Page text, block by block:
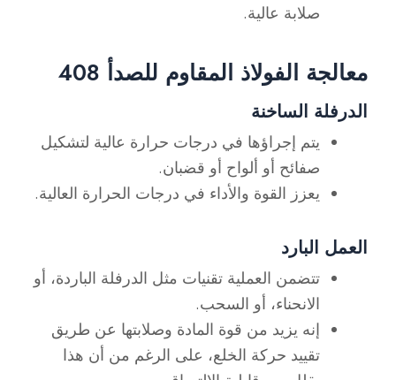
صلابة عالية.
معالجة الفولاذ المقاوم للصدأ 408
الدرفلة الساخنة
يتم إجراؤها في درجات حرارة عالية لتشكيل
صفائح أو ألواح أو قضبان.
يعزز القوة والأداء في درجات الحرارة العالية.
العمل البارد
تتضمن العملية تقنيات مثل الدرفلة الباردة، أو
الانحناء، أو السحب.
إنه يزيد من قوة المادة وصلابتها عن طريق
تقييد حركة الخلع، على الرغم من أن هذا